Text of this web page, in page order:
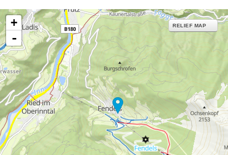
+
-
RELIEF MAP